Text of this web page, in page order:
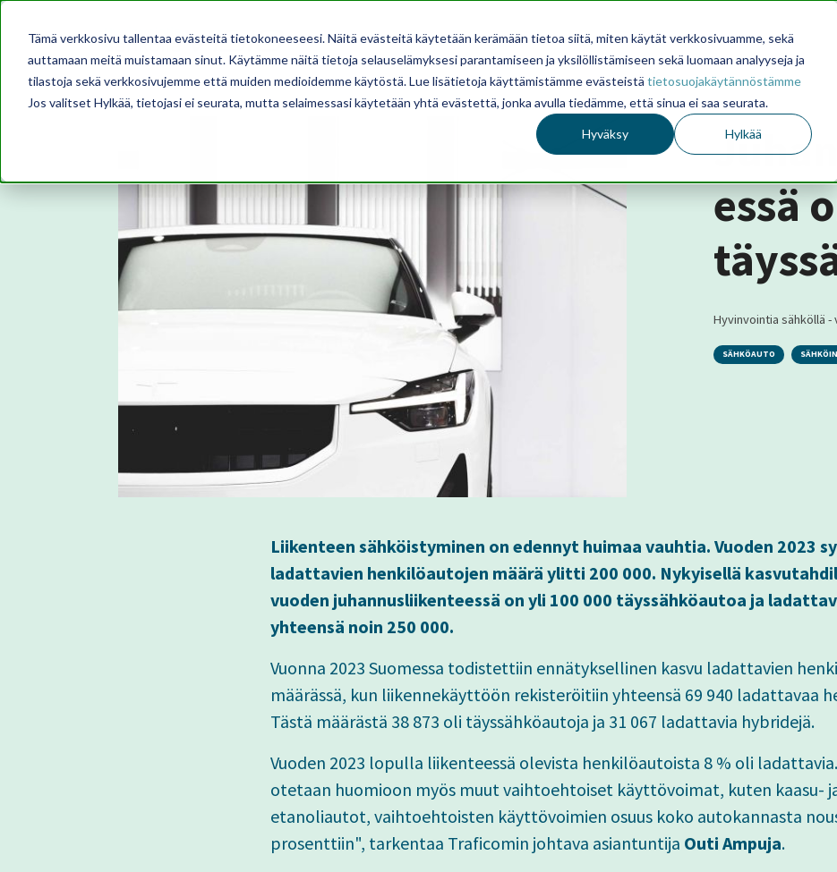
Tämä verkkosivu tallentaa evästeitä tietokoneeseesi. Näitä evästeitä käytetään kerämään tietoa siitä, miten käytät verkkosivuamme, sekä
auttamaan meitä muistamaan sinut. Käytämme näitä tietoja selauselämyksesi parantamiseen ja yksilöllistämiseen sekä luomaan analyyseja ja
tilastoja sekä verkkosivujemme että muiden medioidemme käytöstä. Lue lisätietoja käyttämistämme evästeistä tietosuojakäytännöstämme
Jos valitset Hylkää, tietojasi ei seurata, mutta selaimessasi käytetään yhtä evästettä, jonka avulla tiedämme, että sinua ei saa seurata.
Hyväksy Hylkää
essä
Hyvinvointia sähköllä -
SÄHKÖAUTO
Liikenteen sähköistyminen on edennyt huimaa vauhtia. Vuoden 2023
ladattavien henkilöautojen määrä ylitti 200 000. Nykyisellä
vuoden juhannusliikenteessä on yli 100 000 täyssähköautoa ja
yhteensä noin 250 000.
Vuonna 2023 Suomessa todistettiin ennätyksellinen kasvu ladattavien
määrässä, kun liikennekäyttöön rekisteröitiin yhteensä 69 940 ladattavaa
Tästä määrästä 38 873 oli täyssähköautoja ja 31 067 ladattavia hybridejä.
Vuoden 2023 lopulla liikenteessä olevista henkilöautoista 8 % oli
otetaan huomioon myös muut vaihtoehtoiset käyttövoimat, kuten kaasu-
etanoliautot, vaihtoehtoisten käyttövoimien osuus koko autokannasta
prosenttiin", tarkentaa Traficomin johtava asiantuntija Outi Ampuja.